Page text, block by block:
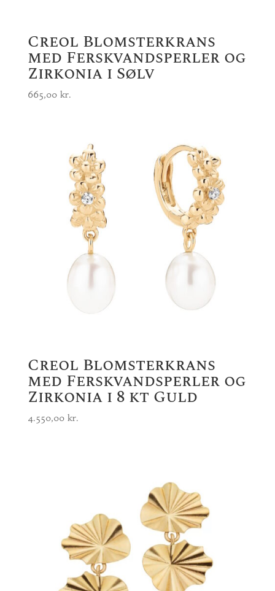
Creol Blomsterkrans
med Ferskvandsperler og
Zirkonia i Sølv
665,00 kr.
Creol Blomsterkrans
med Ferskvandsperler og
Zirkonia i 8 kt Guld
4.550,00 kr.